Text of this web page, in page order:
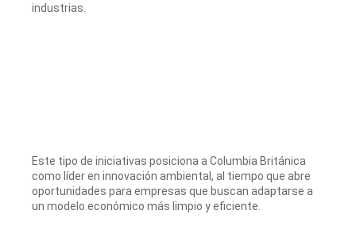
industrias.
Este tipo de iniciativas posiciona a Columbia Británica
como líder en innovación ambiental, al tiempo que abre
oportunidades para empresas que buscan adaptarse a
un modelo económico más limpio y eficiente.